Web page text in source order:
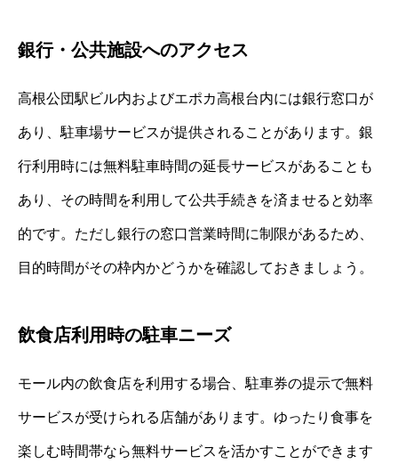
銀行・公共施設へのアクセス
高根公団駅ビル内およびエポカ高根台内には銀行窓口が
あり、駐車場サービスが提供されることがあります。銀
行利用時には無料駐車時間の延長サービスがあることも
あり、その時間を利用して公共手続きを済ませると効率
的です。ただし銀行の窓口営業時間に制限があるため、
目的時間がその枠内かどうかを確認しておきましょう。
飲食店利用時の駐車ニーズ
モール内の飲食店を利用する場合、駐車券の提示で無料
サービスが受けられる店舗があります。ゆったり食事を
楽しむ時間帯なら無料サービスを活かすことができます